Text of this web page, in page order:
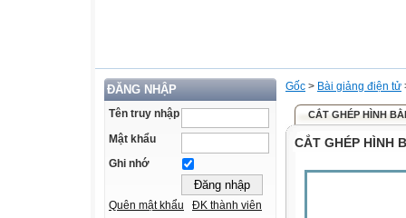
ĐĂNG NHẬP
Tên truy nhập
Mật khẩu
Ghi nhớ
Quên mật khẩu ĐK thành viên
Gốc > Bài giảng điện tử
CẮT GHÉP HÌNH
CẮT GHÉP HÌNH